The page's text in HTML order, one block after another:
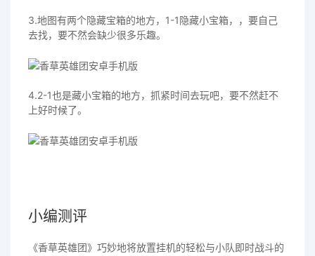
3.地图有两个隐藏宝箱的地方，1-1隐藏小宝箱，，要自己
去找，要不然会缺少很多乐趣。
4.2-1也是藏小宝箱的地方，抓紧时间去玩吧，要不然赶不
上好时候了。
小编测评
《香草英雄团》巧妙地将放置挂机的轻松与小队即时战斗的